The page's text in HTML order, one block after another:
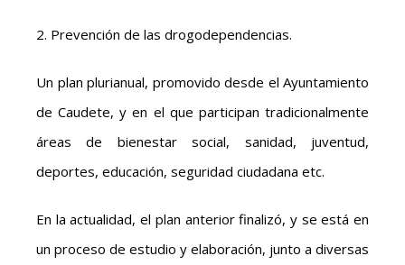
2. Prevención de las drogodependencias.
Un plan plurianual, promovido desde el Ayuntamiento
de Caudete, y en el que participan tradicionalmente
áreas de bienestar social, sanidad, juventud,
deportes, educación, seguridad ciudadana etc.
En la actualidad, el plan anterior finalizó, y se está en
un proceso de estudio y elaboración, junto a diversas